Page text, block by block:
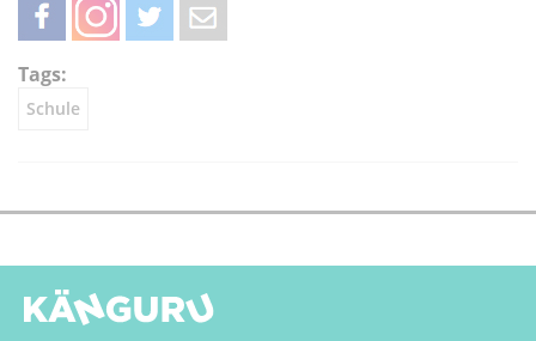
teilen
Tags:
Schule